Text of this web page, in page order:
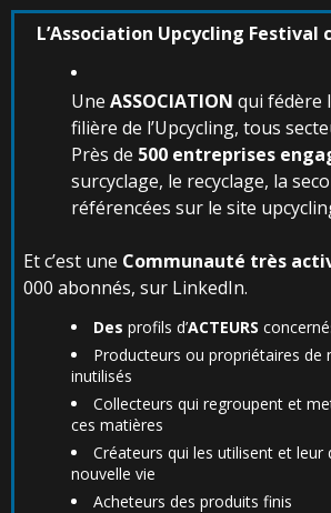
L’Association Upcycling Festival
Une ASSOCIATION qui fédère
filière de l’Upcycling, tous
Près de 500 entreprises
surcyclage, le recyclage, la
référencées sur le site
Et c’est une Communauté très
000 abonnés, sur LinkedIn.
Des profils d’ACTEURS
Producteurs ou propriétaires de
inutilisés
Collecteurs qui regroupent et
ces matières
Créateurs qui les utilisent et leur
nouvelle vie
Acheteurs des produits finis